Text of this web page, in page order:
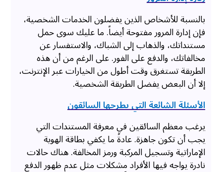
بالنسبة للأشخاص الذين يفضلون الخدمات الشخصية،
فإن إدارة المرور مفتوحة أيضاً. ما عليك سوى حمل
مستنداتك، والذهاب إلى الشباك، والاستفسار عن
مخالفاتك، والدفع على الفور. على الرغم من أن هذه
الطريقة تستغرق وقت أطول من الخيارات عبر الإنترنت،
إلا أن البعض يفضل الطريقة الشخصية.
الأسئلة الشائعة التي يطرحها السائقون
يرغب معظم السائقين في معرفة المستندات التي
يجب أن تكون جاهزة. عادةً ما يكفي بطاقة الهوية
الإماراتية وتسجيل المركبة ورمز المخالفة. هناك حالات
نادرة يواجه فيها الأفراد مشكلات مثل عدم ظهور الدفع